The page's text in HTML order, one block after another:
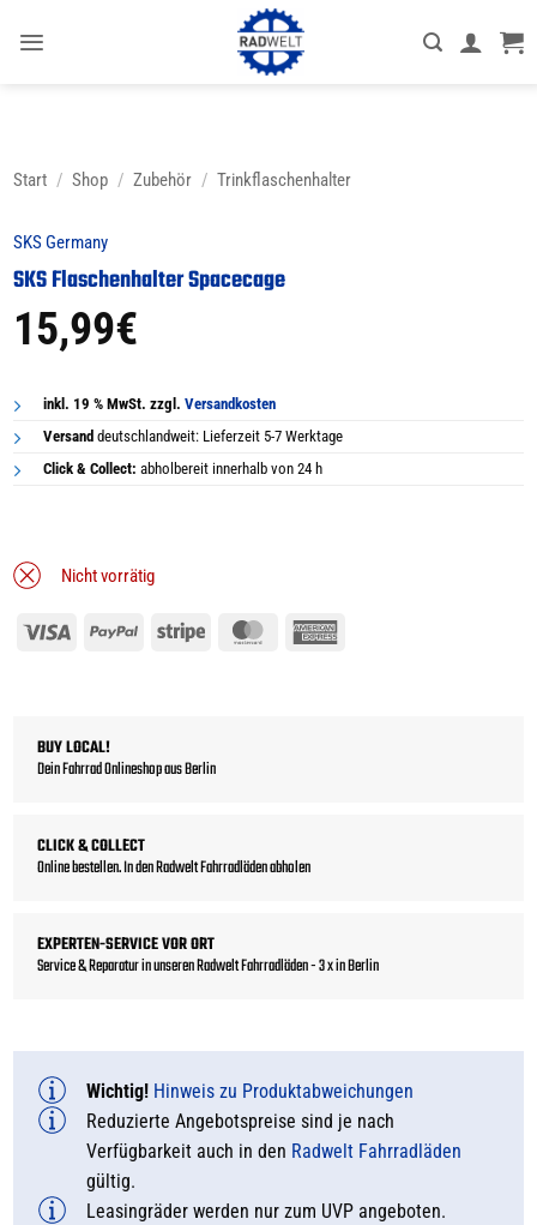
Inhalt
Start / Shop / Zubehör / Trinkflaschenhalter
SKS Germany
SKS Flaschenhalter Spacecage
15,99€
inkl. 19 % MwSt. zzgl.Versandkosten
Versand deutschlandweit: Lieferzeit 5-7 Werktage
Click & Collect: abholbereit innerhalb von 24 h
Nicht vorrätig
Visa PayPal Stripe MasterCard
BUY LOCAL!
Dein Fahrrad Onlineshop aus Berlin
CLICK & COLLECT
Online bestellen. In den Radwelt Fahrradläden abholen
EXPERTEN-SERVICE VOR ORT
Service & Reparatur in unseren Radwelt Fahrradläden - 3 x in Berlin
Wichtig! Hinweis zu Produktabweichungen
Reduzierte Angebotspreise sind je nach
Verfügbarkeit auch in den Radwelt Fahrradläden
gültig.
Leasingräder werden nur zum UVP angeboten.